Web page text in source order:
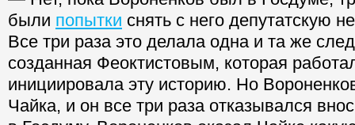
были попытки снять с него депутатскую
Все три раза это делала одна и та же
созданная Феоктистовым, которая
инициировала эту историю. Но
Чайка, и он все три раза отказывался